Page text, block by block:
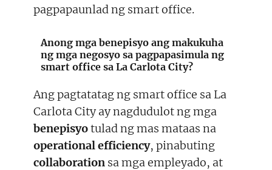
pagpapaunlad ng smart office.
Anong mga benepisyo ang makukuha
ng mga negosyo sa pagpapasimula ng
smart office sa La Carlota City?
Ang pagtatatag ng smart office sa La
Carlota City ay nagdudulot ng mga
benepisyotulad ng mas mataas na
operational efficiency, pinabuting
collaboration sa mga empleyado, at